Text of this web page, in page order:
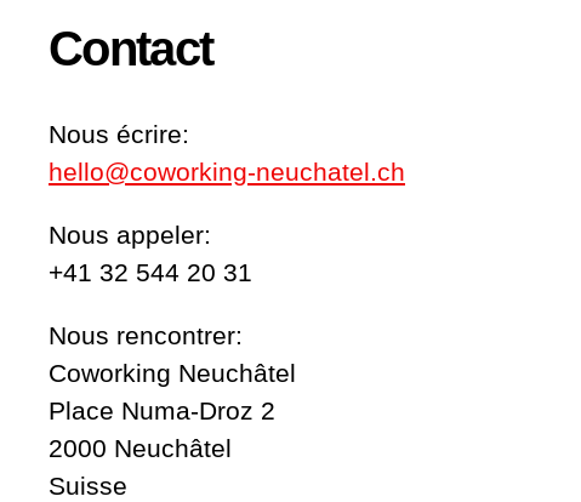
Contact
Nous écrire:
hello@coworking-neuchatel.ch
Nous appeler:
+41 32 544 20 31
Nous rencontrer:
Coworking Neuchâtel
Place Numa-Droz 2
2000 Neuchâtel
Suisse